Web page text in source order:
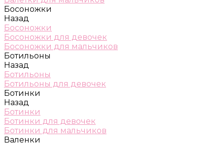
Босоножки
Назад
Босоножки
Босоножки для девочек
Босоножки для мальчиков
Ботильоны
Назад
Ботильоны
Ботильоны для девочек
Ботинки
Назад
Ботинки
Ботинки для девочек
Ботинки для мальчиков
Валенки